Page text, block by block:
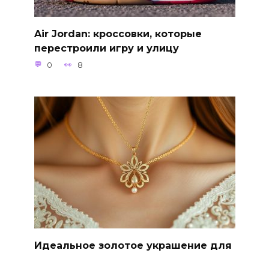
Air Jordan: кроссовки, которые
перестроили игру и улицу
0 8
Идеальное золотое украшение для